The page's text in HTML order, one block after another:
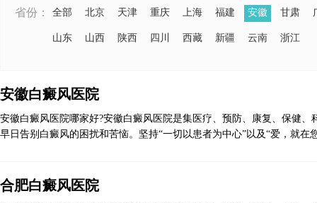
省份： 全部 北京 天津 重庆 上海 福建 安徽 甘肃
山东 山西 陕西 四川 西藏 新疆 云南 浙江
安徽白癜风医院
安徽白癜风医院哪家好?安徽白癜风医院是集医疗、预防、康复、保健
早日告别白癜风的困扰和苦恼。坚持“一切以患者为中心”以及“爱，就在
合肥白癜风医院